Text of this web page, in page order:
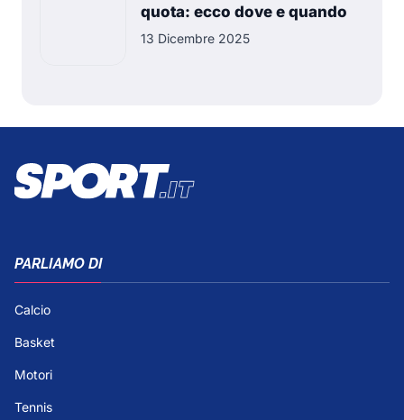
quota: ecco dove e quando
13 Dicembre 2025
PARLIAMO DI
Calcio
Basket
Motori
Tennis